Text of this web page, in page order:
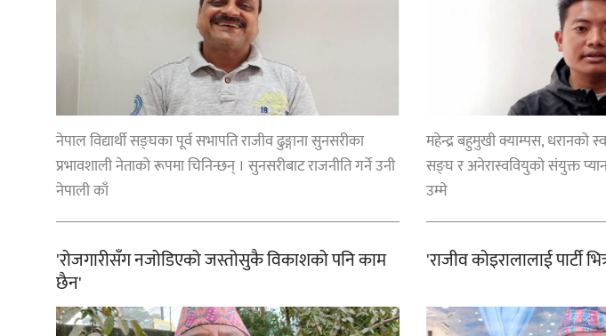
नेपाल विद्यार्थी सङ्घका पूर्व सभापति राजीव ढुङ्गाना सुनसरीका
प्रभावशाली नेताको रूपमा चिनिन्छन् । सुनसरीबाट राजनीति गर्ने उनी
नेपाली काँ
महेन्द्र बहुमुखी क्याम्पस, धरानको
सङ्घ र अनेरास्ववियुको संयुक्त
उम्मे
'रोजगारीसँग नजोडिएको जस्तोसुकै विकाशको पनि काम
छैन'
'राजीव कोइरालालाई पार्टी